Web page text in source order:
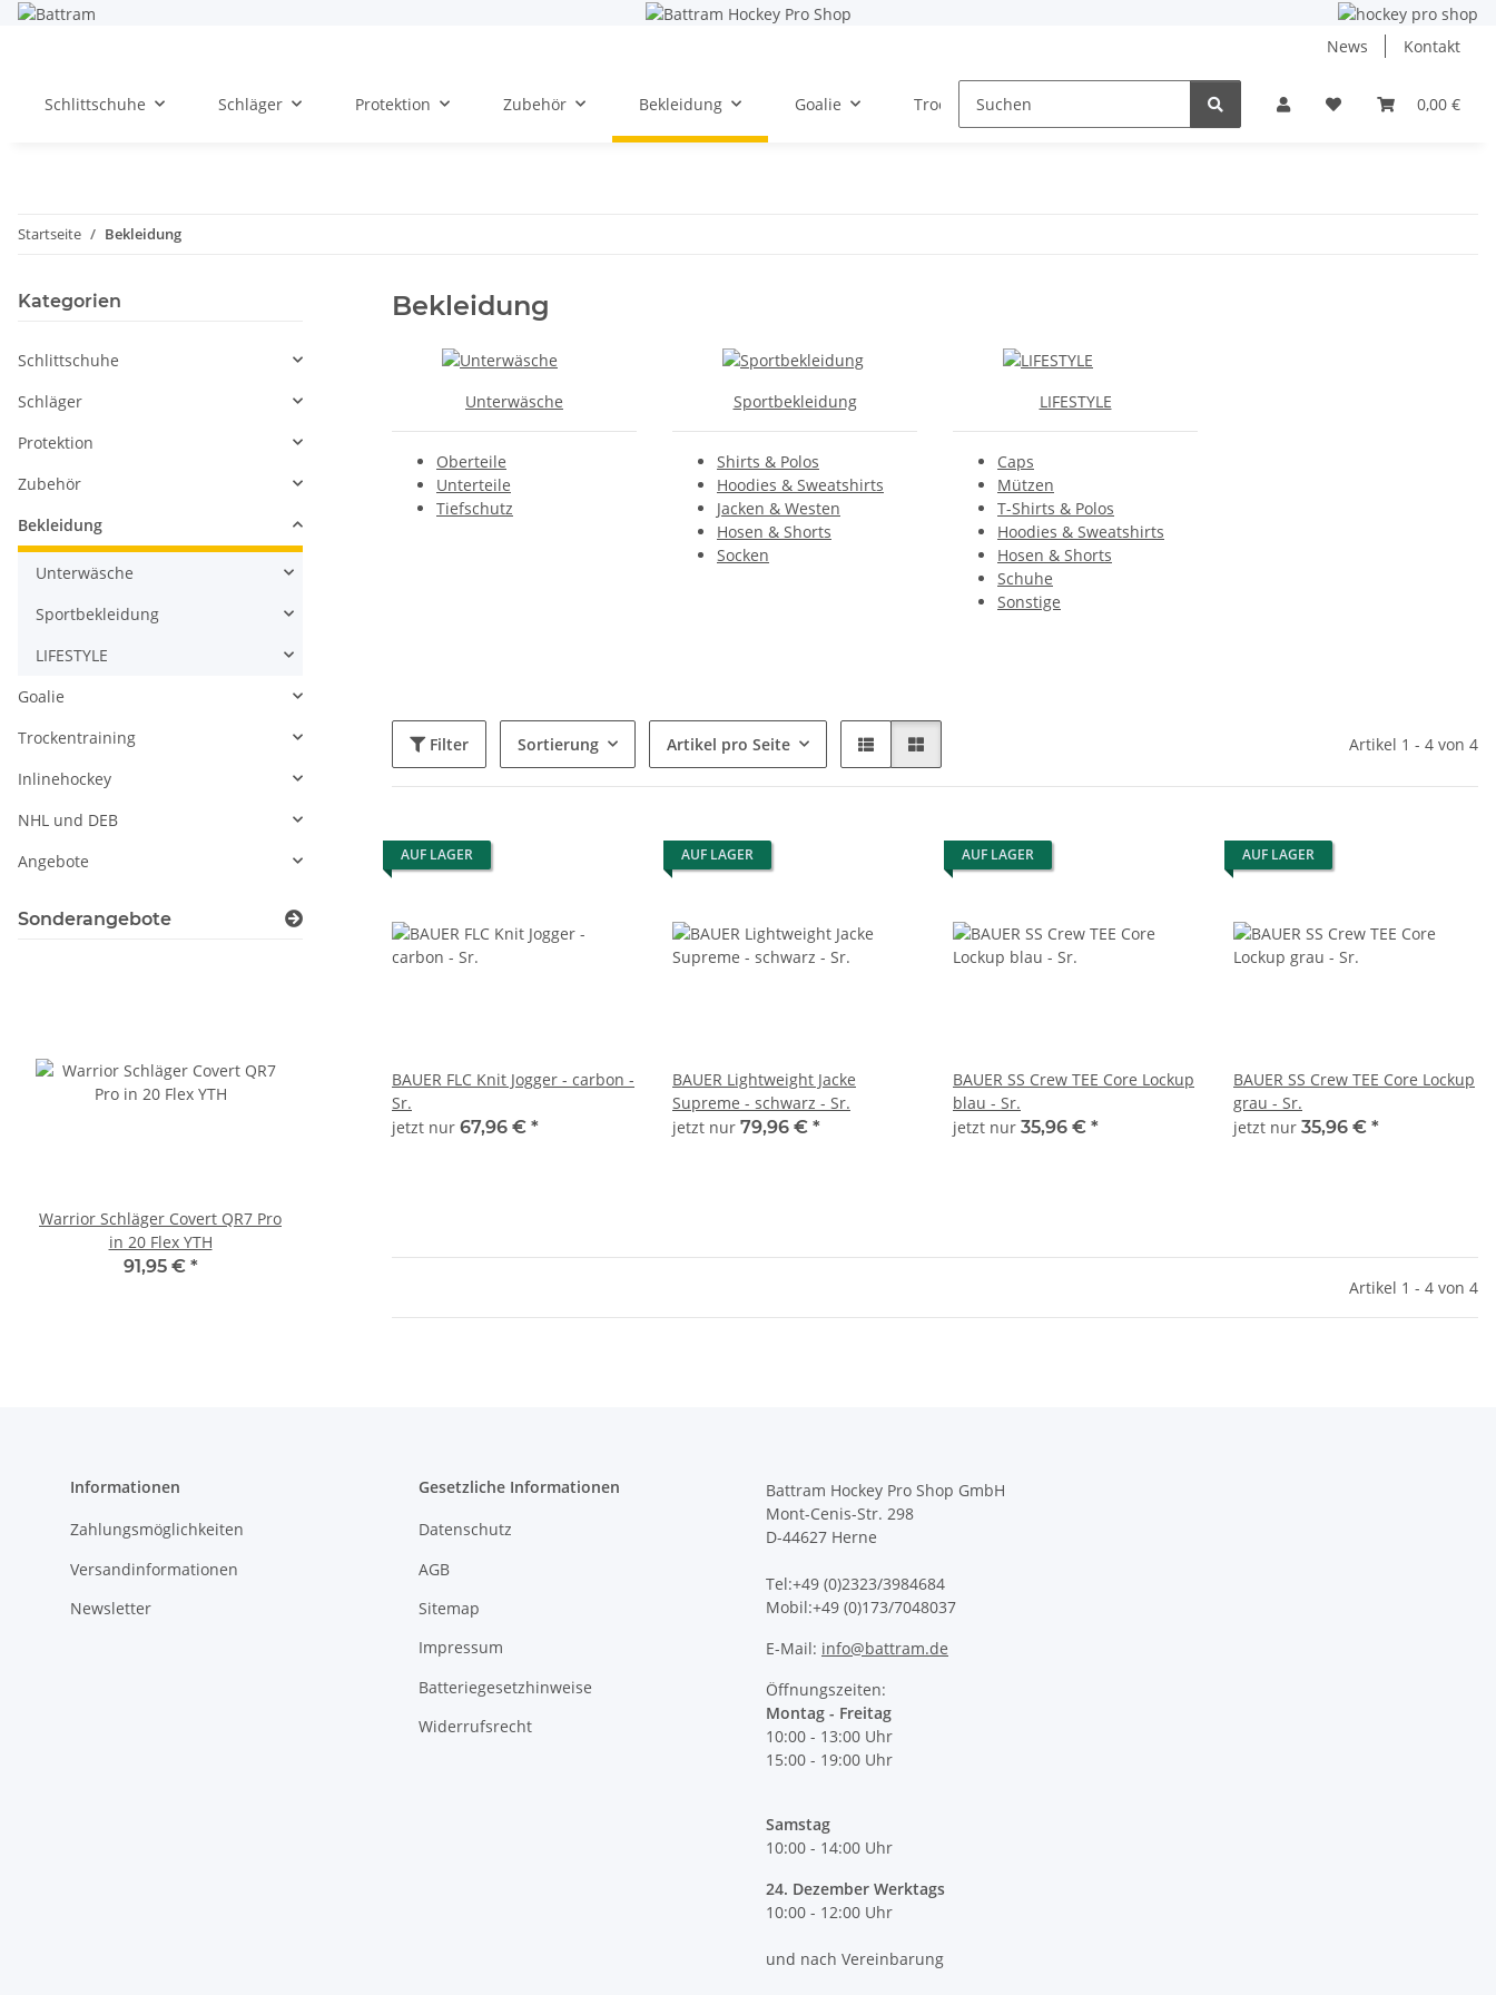
News Kontakt
0,00 €
Schlittschuhe Schläger Protektion Zubehör Bekleidung Goalie Trockentraining NHL und DEB
Startseite Bekleidung
Bekleidung
Unterwäsche
Oberteile
Unterteile
Tiefschutz
Sportbekleidung
Shirts & Polos
Hoodies & Sweatshirts
Jacken & Westen
Hosen & Shorts
Socken
LIFESTYLE
Caps
Mützen
T-Shirts & Polos
Hoodies & Sweatshirts
Hosen & Shorts
Schuhe
Sonstige
Filter Sortierung Artikel pro Seite Artikel 1 - 4 von 4
AUF LAGER
BAUER FLC Knit Jogger - carbon -
Sr.
jetzt nur 67,96 € *
AUF LAGER
BAUER Lightweight Jacke
Supreme - schwarz - Sr.
jetzt nur 79,96 € *
AUF LAGER
BAUER SS Crew TEE Core Lockup
blau - Sr.
jetzt nur 35,96 € *
AUF LAGER
BAUER SS Crew TEE Core Lockup
grau - Sr.
jetzt nur 35,96 € *
Artikel 1 - 4 von 4
Kategorien
Schlittschuhe
Schläger
Protektion
Zubehör
Bekleidung
Unterwäsche
Sportbekleidung
LIFESTYLE
Goalie
Trockentraining
Inlinehockey
NHL und DEB
Angebote
Sonderangebote
Warrior Schläger Covert QR7 Pro
in 20 Flex YTH
91,95 € *
Informationen
Zahlungsmöglichkeiten
Versandinformationen
Newsletter
Gesetzliche Informationen
Datenschutz
AGB
Sitemap
Impressum
Batteriegesetzhinweise
Widerrufsrecht
Battram Hockey Pro Shop GmbH
Mont-Cenis-Str. 298
D-44627 Herne
Tel:+49 (0)2323/3984684
Mobil:+49 (0)173/7048037
E-Mail: info@battram.de
Öffnungszeiten:
Montag - Freitag
10:00 - 13:00 Uhr
15:00 - 19:00 Uhr
Samstag
10:00 - 14:00 Uhr
24. Dezember Werktags
10:00 - 12:00 Uhr
und nach Vereinbarung